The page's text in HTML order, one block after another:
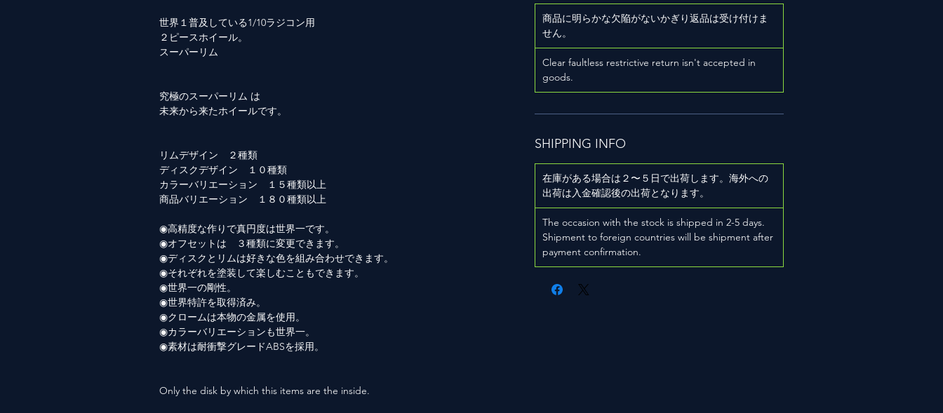
世界１普及している1/10ラジコン用
２ピースホイール。
スーパーリム
究極のスーパーリム は
未来から来たホイールです。
リムデザイン ２種類
ディスクデザイン １０種類
カラーバリエーション １５種類以上
商品バリエーション １８０種類以上
◉高精度な作りで真円度は世界一です。
◉オフセットは ３種類に変更できます。
◉ディスクとリムは好きな色を組み合わせできます。
◉それぞれを塗装して楽しむこともできます。
◉世界一の剛性。
◉世界特許を取得済み。
◉クロームは本物の金属を使用。
◉カラーバリエーションも世界一。
◉素材は耐衝撃グレードABSを採用。
Only the disk by which this items are the inside.
商品に明らかな欠陥がないかぎり返品は受け付けま
せん。
Clear faultless restrictive return isn't accepted in
goods.
SHIPPING INFO
在庫がある場合は２〜５日で出荷します。海外への
出荷は入金確認後の出荷となります。
The occasion with the stock is shipped in 2-5 days.
Shipment to foreign countries will be shipment after
payment confirmation.